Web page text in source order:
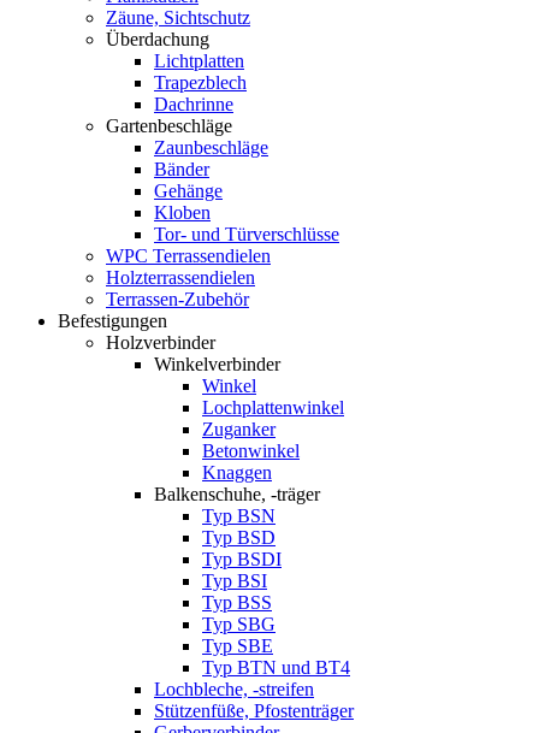
Zäune, Sichtschutz
Überdachung
Lichtplatten
Trapezblech
Dachrinne
Gartenbeschläge
Zaunbeschläge
Bänder
Gehänge
Kloben
Tor- und Türverschlüsse
WPC Terrassendielen
Holzterrassendielen
Terrassen-Zubehör
Befestigungen
Holzverbinder
Winkelverbinder
Winkel
Lochplattenwinkel
Zuganker
Betonwinkel
Knaggen
Balkenschuhe, -träger
Typ BSN
Typ BSD
Typ BSDI
Typ BSI
Typ BSS
Typ SBG
Typ SBE
Typ BTN und BT4
Lochbleche, -streifen
Stützenfüße, Pfostenträger